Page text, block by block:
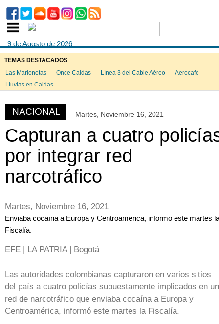
9 de Agosto de 2026
TEMAS DESTACADOS
Las Marionetas
Once Caldas Línea 3 del Cable Aéreo
Aerocafé
Lluvias en Caldas
NACIONAL Martes, Noviembre 16, 2021
Capturan a cuatro
por integrar red
narcotráfico
Martes, Noviembre 16, 2021
Enviaba cocaína a Europa y Centroamérica, informó este martes la
Fiscalía.
EFE | LA PATRIA | Bogotá
Las autoridades colombianas capturaron en varios sitios
del país a cuatro policías supuestamente implicados en
red de narcotráfico que enviaba cocaína a Europa y
Centroamérica, informó este martes la Fiscalía.